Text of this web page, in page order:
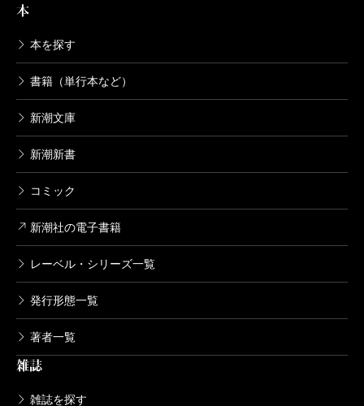
源氏物語の原文は、「隠語（淫語、陰語と言った
方がいいかも）」で溢れてることも原文を深読み
するとわかる（母国語が古文の大塚さんは当然、
そこら辺は全て味わっておられるようだ）。女性
器や男性器を意味する言葉等、性的な意味を持た
せる言葉の宝庫が源氏物語だ。源氏物語の「帚
隠語は、「芽」という言葉だ。当然この「芽」は
女性器を意味する。また、「女」「目」「愛」と
は直接的な性描写は薄いとされているが、自然の
描写によって、性的な描写をしていることは、原
感じて自然にとけ込むのが日本人の性なのだ。世
界の文化を2000年以上先取りしている。いや、
本
本を探す
書籍（単行本など）
新潮文庫
新潮新書
コミック
新潮社の電子書籍
レーベル・シリーズ一覧
発行形態一覧
著者一覧
雑誌
雑誌を探す